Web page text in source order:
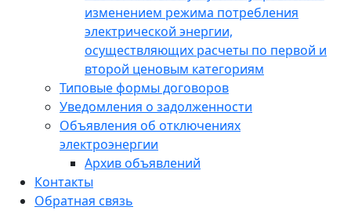
изменением режима потребления
электрической энергии,
осуществляющих расчеты по первой и
второй ценовым категориям
Типовые формы договоров
Уведомления о задолженности
Объявления об отключениях
электроэнергии
Архив объявлений
Контакты
Обратная связь